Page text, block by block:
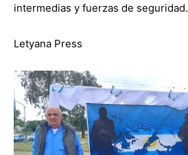
intermedias y fuerzas de seguridad.
Letyana Press